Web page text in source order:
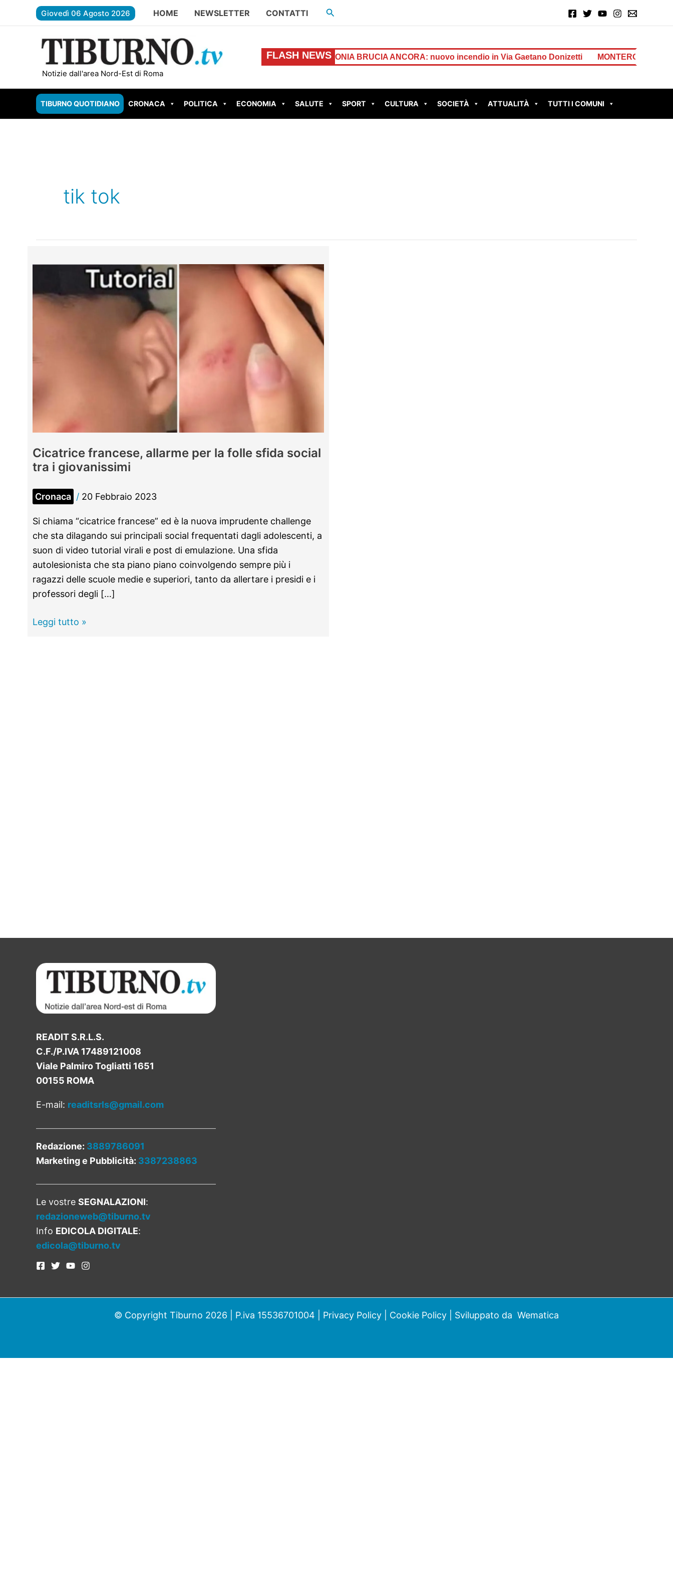
Giovedì 06 Agosto 2026 HOME NEWSLETTER CONTATTI Cerca
Notizie dall'area Nord-Est di Roma
FLASH NEWS
ROMA – Aggredisce l’ex compagna sotto casa GUIDONIA BRUCIA ANCORA: nuovo incendio in Via Gaetano Donizetti MONTEROTONDO –
TIBURNO QUOTIDIANO CRONACA POLITICA ECONOMIA SALUTE SPORT CULTURA SOCIETÀ ATTUALITÀ TUTTI I COMUNI
tik tok
Cicatrice francese, allarme per la folle sfida social
tra i giovanissimi
Cronaca / 20 Febbraio 2023
Si chiama “cicatrice francese” ed è la nuova imprudente challenge
che sta dilagando sui principali social frequentati dagli adolescenti, a
suon di video tutorial virali e post di emulazione. Una sfida
autolesionista che sta piano piano coinvolgendo sempre più i
ragazzi delle scuole medie e superiori, tanto da allertare i presidi e i
professori degli […]
Cicatrice
Leggi tutto »
READIT S.R.L.S.
C.F./P.IVA 17489121008
Viale Palmiro Togliatti 1651
00155 ROMA
E-mail: readitsrls@gmail.com
Redazione: 3889786091
Marketing e Pubblicità: 3387238863
Le vostre SEGNALAZIONI:
redazioneweb@tiburno.tv
Info EDICOLA DIGITALE:
edicola@tiburno.tv
© Copyright Tiburno 2026 | P.iva 15536701004 | Privacy Policy Cookie Policy | Sviluppato da Wematica